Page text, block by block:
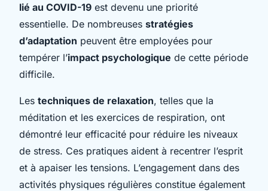
lié au COVID-19 est devenu une priorité
essentielle. De nombreuses stratégies
d’adaptation peuvent être employées pour
tempérer l’impact psychologique de cette période
difficile.
Les techniques de relaxation, telles que la
méditation et les exercices de respiration, ont
démontré leur efficacité pour réduire les niveaux
de stress. Ces pratiques aident à recentrer l’esprit
et à apaiser les tensions. L’engagement dans des
activités physiques régulières constitue également